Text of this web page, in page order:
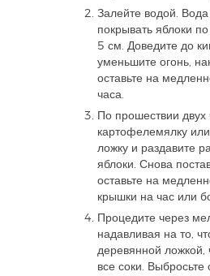
Залейте водой.
покрывать яблоки
5 см. Доведите до
уменьшите огонь,
оставьте на
часа.
По прошествии двух
картофелемялку
ложку и раздавите
яблоки. Снова
оставьте на
крышки на час или
Процедите через
надавливая на то,
деревянной ложкой,
все соки. Выбросьте